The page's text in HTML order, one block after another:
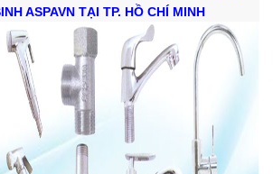
ASPAVN TẠI TP. HỒ CHÍ MINH